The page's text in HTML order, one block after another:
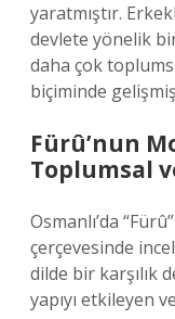
yaratmıştır.
devlete yönelik
daha çok
biçiminde
Fürû’nun
Toplumsal
Osmanlı’da
çerçevesinde
dilde bir karşılık
yapıyı etkileyen